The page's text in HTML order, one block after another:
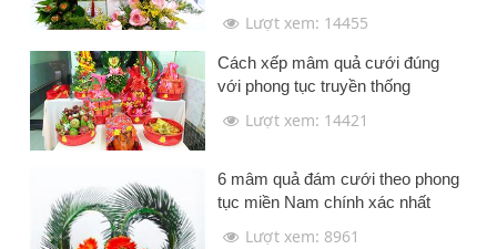
Lượt xem: 14455
Cách xếp mâm quả cưới đúng
với phong tục truyền thống
Lượt xem: 14421
6 mâm quả đám cưới theo phong
tục miền Nam chính xác nhất
Lượt xem: 8961